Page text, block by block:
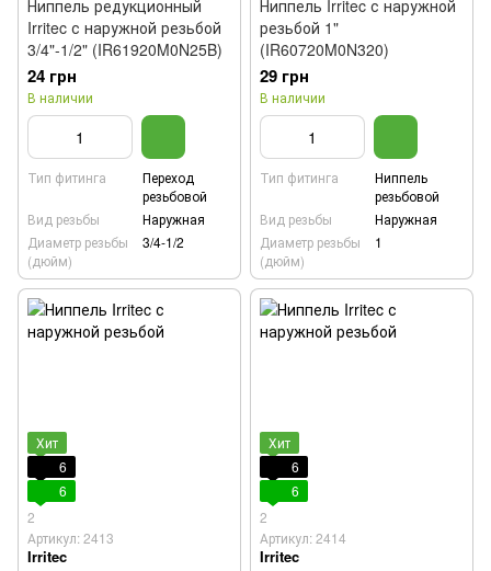
Ниппель редукционный
Irritec с наружной резьбой
3/4"-1/2" (IR61920M0N25B)
24 грн
В наличии
Тип фитинга
Переход
резьбовой
Вид резьбы
Наружная
Диаметр резьбы
(дюйм)
3/4-1/2
Ниппель Irritec с наружной
резьбой 1"
(IR60720M0N320)
29 грн
В наличии
Тип фитинга
Ниппель
резьбовой
Вид резьбы
Наружная
Диаметр резьбы
(дюйм)
1
Хит
6
6
2
Артикул: 2413
Irritec
Хит
6
6
2
Артикул: 2414
Irritec